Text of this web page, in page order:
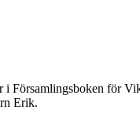
i Församlingsboken för
Erik.